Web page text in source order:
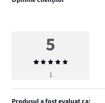
5
Evaluarea
medie
1